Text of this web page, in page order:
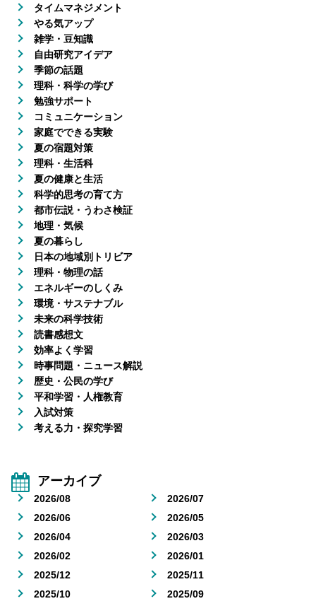
タイムマネジメント
やる気アップ
雑学・豆知識
自由研究アイデア
季節の話題
理科・科学の学び
勉強サポート
コミュニケーション
家庭でできる実験
夏の宿題対策
理科・生活科
夏の健康と生活
科学的思考の育て方
都市伝説・うわさ検証
地理・気候
夏の暮らし
日本の地域別トリビア
理科・物理の話
エネルギーのしくみ
環境・サステナブル
未来の科学技術
読書感想文
効率よく学習
時事問題・ニュース解説
歴史・公民の学び
平和学習・人権教育
入試対策
考える力・探究学習
アーカイブ
2026/08
2026/07
2026/06
2026/05
2026/04
2026/03
2026/02
2026/01
2025/12
2025/11
2025/10
2025/09